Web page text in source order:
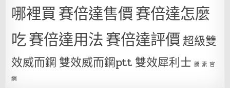
哪裡買賽倍達售價賽倍達怎麼
吃賽倍達用法賽倍達評價超級雙
效威而鋼 雙效威而鋼ptt 雙效犀利士 騰 素 官
網